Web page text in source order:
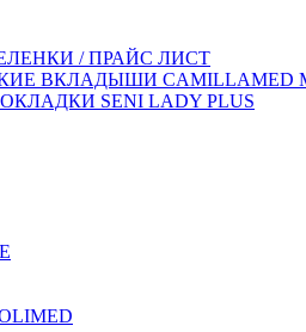
/ ПРАЙС ЛИСТ
ВКЛАДЫШИ CAMILLAMED
SENI LADY PLUS